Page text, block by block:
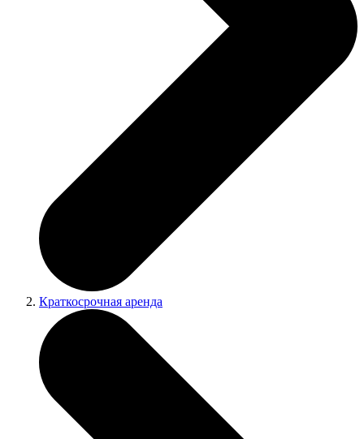
Краткосрочная аренда